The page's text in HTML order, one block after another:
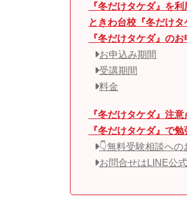
『冬だけタケダ』を
ときわ台校『冬だけタ
『冬だけタケダ』の
お申込み期間
受講期間
料金
『冬だけタケダ』注意
『冬だけタケダ』で
👇無料受験相談へ
お問合せはLINE公